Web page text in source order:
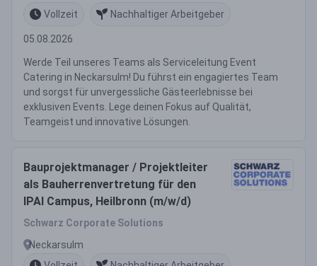
Vollzeit
Nachhaltiger Arbeitgeber
05.08.2026
Werde Teil unseres Teams als Serviceleitung Event
Catering in Neckarsulm! Du führst ein engagiertes Team
und sorgst für unvergessliche Gästeerlebnisse bei
exklusiven Events. Lege deinen Fokus auf Qualität,
Teamgeist und innovative Lösungen.
Bauprojektmanager / Projektleiter
als Bauherrenvertretung für den
IPAI Campus, Heilbronn (m/w/d)
Schwarz Corporate Solutions
Neckarsulm